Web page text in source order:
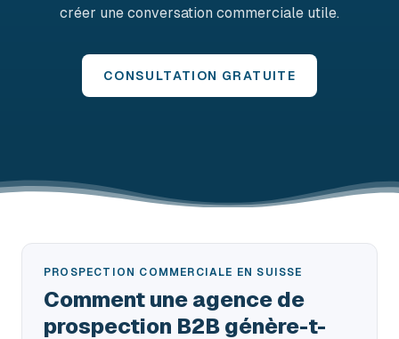
créer une conversation commerciale utile.
CONSULTATION GRATUITE
PROSPECTION COMMERCIALE EN SUISSE
Comment une agence de
prospection B2B génère-t-